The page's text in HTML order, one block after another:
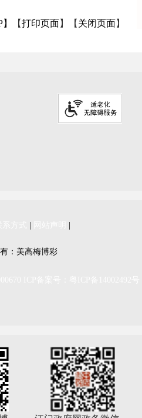
【打印页面】【 关闭页面】
| |
：美高梅博彩